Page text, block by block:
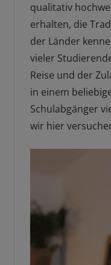
qualitativ
erhalten, die
der Länder
vieler
Reise und der
in einem
Schulabgänger
wir hier